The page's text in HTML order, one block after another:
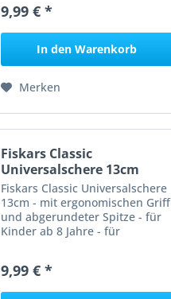
9,99 € *
In den Warenkorb
Merken
Fiskars Classic
Universalschere 13cm
Fiskars Classic Universalschere
13cm - mit ergonomischen Griff
und abgerundeter Spitze - für
Kinder ab 8 Jahre - für
9,99 € *